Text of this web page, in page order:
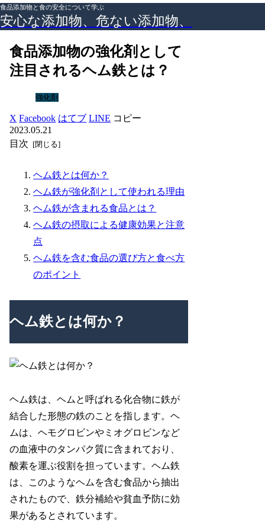
食品添加物と食の安全について学ぶ
安心な添加物、危ない添加物、
食品添加物の強化剤として
注目されるヘム鉄とは？
強化剤
X Facebook はてブ LINE コピー
2023.05.21
目次
ヘム鉄とは何か？
ヘム鉄が強化剤として使われる理由
ヘム鉄が含まれる食品とは？
ヘム鉄の摂取による健康効果と注意
点
ヘム鉄を含む食品の選び方と食べ方
のポイント
ヘム鉄とは何か？
ヘム鉄は、ヘムと呼ばれる化合物に鉄が
結合した形態の鉄のことを指します。ヘ
ムは、ヘモグロビンやミオグロビンなど
の血液中のタンパク質に含まれており、
酸素を運ぶ役割を担っています。ヘム鉄
は、このようなヘムを含む食品から抽出
されたもので、鉄分補給や貧血予防に効
果があるとされています。